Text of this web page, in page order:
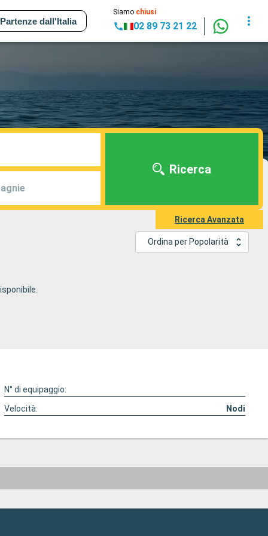
Partenze dall'Italia
Siamo chiusi
02 89 73 21 22
Ricerca
Ricerca Avanzata
Ordina per Popolarità
N° di equipaggio:
Velocità: Nodi